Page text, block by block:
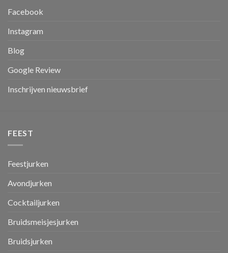
Facebook
Instagram
Blog
Google Review
Inschrijven nieuwsbrief
FEEST
Feestjurken
Avondjurken
Cocktailjurken
Bruidsmeisjesjurken
Bruidsjurken